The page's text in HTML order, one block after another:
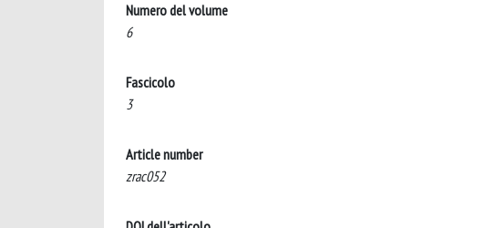
Numero del volume
6
Fascicolo
3
Article number
zrac052